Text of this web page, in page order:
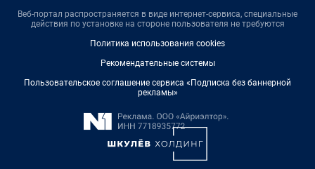
Веб-портал распространяется в виде интернет-сервиса, специальные
действия по установке на стороне пользователя не требуются
Политика использования cookies
Рекомендательные системы
Пользовательское соглашение сервиса «Подписка без баннерной
рекламы»